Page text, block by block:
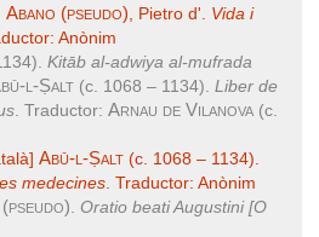
Abano (pseudo), Pietro d'. Vida i
Anònim
Kitāb al-adwiya al-mufrada
l-Ṣalt (c. 1068 – 1134). Liber de
. Traductor: Arnau de Vilanova (c.
Abū-l-Ṣalt (c. 1068 – 1134).
medecines. Traductor: Anònim
. Oratio beati Augustini [O